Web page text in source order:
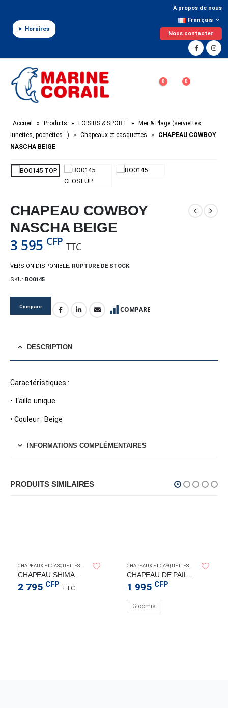
Horaires
À propos de nous
Français
Nous contacter
0 0
Accueil » Produits » LOISIRS & SPORT »
Mer & Plage (serviettes,
lunettes, pochettes…)
» Chapeaux et casquettes »
CHAPEAU COWBOY
NASCHA BEIGE
CHAPEAU COWBOY
NASCHA BEIGE
3 595 CFP TTC
VERSION DISPONIBLE: RUPTURE DE STOCK
SKU: BO0145
Compare COMPARE
DESCRIPTION
Caractéristiques :
• Taille unique
• Couleur : Beige
INFORMATIONS COMPLÉMENTAIRES
PRODUITS SIMILAIRES
CHAPEAUX ET CASQUETTESSHIMANO
2 795 CFP TTC
CHAPEAUX ET CASQUETTESSHIMANO
1 995 CFP
Gloomis